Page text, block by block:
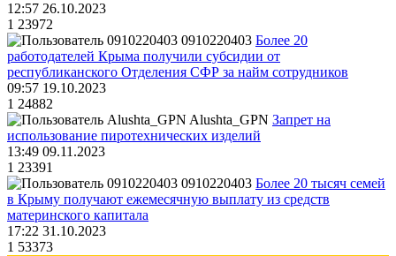
12:57 26.10.2023
1 23972
0910220403 Более 20
работодателей Крыма получили субсидии от
республиканского Отделения СФР за найм сотрудников
09:57 19.10.2023
1 24882
Alushta_GPN Запрет на
использование пиротехнических изделий
13:49 09.11.2023
1 23391
0910220403 Более 20 тысяч семей
в Крыму получают ежемесячную выплату из средств
материнского капитала
17:22 31.10.2023
1 53373